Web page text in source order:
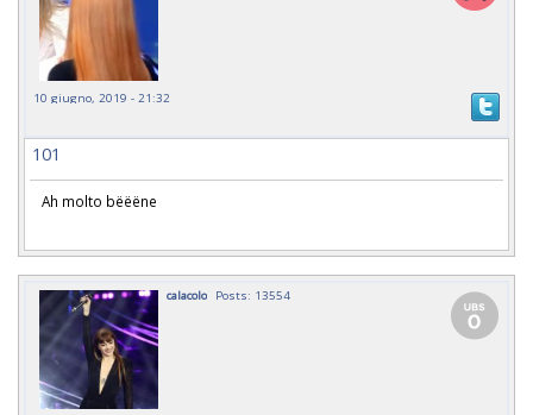
10 giugno, 2019 - 21:32
101
Ah molto bëëëne
calacolo Posts: 13554